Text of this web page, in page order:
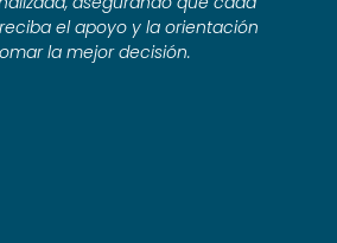
el apoyo y la orientación
la mejor decisión.